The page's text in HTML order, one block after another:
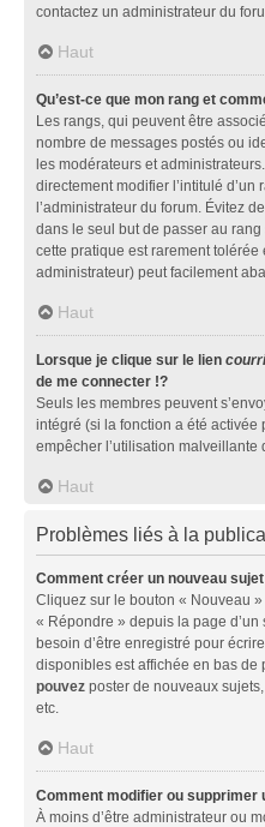
contactez un administrateur du
Haut
Qu’est-ce que mon rang et
Les rangs, qui peuvent être
nombre de messages postés ou
les modérateurs et
directement modifier l’intitulé
l’administrateur du forum. Évitez
dans le seul but de passer au
cette pratique est rarement tolérée
administrateur) peut facilement
Haut
Lorsque je clique sur le lien
de me connecter !?
Seuls les membres peuvent
intégré (si la fonction a été activée
empêcher l’utilisation
Haut
Problèmes liés à la
Comment créer un nouveau
Cliquez sur le bouton « Nouveau
« Répondre » depuis la page
besoin d’être enregistré pour
disponibles est affichée en bas de
pouvez poster de nouveaux
etc.
Haut
Comment modifier ou supprimer
À moins d’être administrateur ou